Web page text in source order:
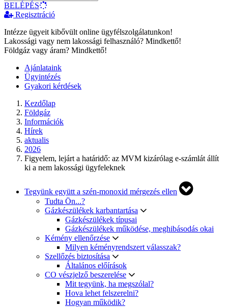
BELÉPÉS
Regisztráció
Intézze ügyeit kibővült online ügyfélszolgálatunkon!
Lakossági vagy nem lakossági felhasználó? Mindkettő!
Földgáz vagy áram? Mindkettő!
Ajánlataink
Ügyintézés
Gyakori kérdések
Kezdőlap
Földgáz
Információk
Hírek
aktualis
2026
Figyelem, lejárt a határidő: az MVM kizárólag e-számlát állít
ki a nem lakossági ügyfeleknek
Tegyünk együtt a szén-monoxid mérgezés ellen
Tudta Ön...?
Gázkészülékek karbantartása
Gázkészülékek típusai
Gázkészülékek működése, meghibásodás okai
Kémény ellenőrzése
Milyen kéményrendszert válasszak?
Szellőzés biztosítása
Általános előírások
CO vészjelző beszerelése
Mit tegyünk, ha megszólal?
Hova lehet felszerelni?
Hogyan működik?